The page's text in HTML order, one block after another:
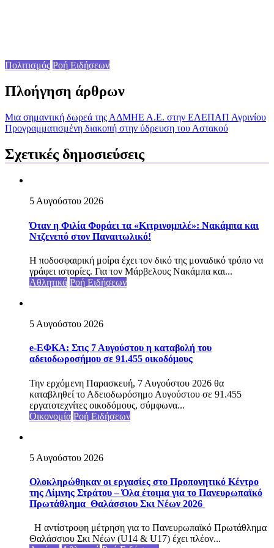
Πολιτισμός Ροή Ειδήσεων
Πλοήγηση άρθρων
Μια σημαντική δωρεά της ΑΔΜΗΕ Α.Ε. στην ΕΛΕΠΑΠ Αγρινίου
Προγραμματισμένη διακοπή στην ύδρευση του Αστακού
Σχετικές δημοσιεύσεις
5 Αυγούστου 2026
Όταν η Φιλία Φοράει τα «Κιτρινομπλέ»: Νακάμπα και
Ντζενεπό στον Παναιτωλικό!
Η ποδοσφαιρική μοίρα έχει τον δικό της μοναδικό τρόπο να
γράφει ιστορίες. Για τον Μάρβελους Νακάμπα και...
Αθλητικά Ροή Ειδήσεων
5 Αυγούστου 2026
e-ΕΦΚΑ: Στις 7 Αυγούστου η καταβολή του
αδειοδωροσήμου σε 91.455 οικοδόμους
Την ερχόμενη Παρασκευή, 7 Αυγούστου 2026 θα
καταβληθεί το Αδειοδωρόσημο Αυγούστου σε 91.455
εργατοτεχνίτες οικοδόμους, σύμφωνα...
Οικονομία Ροή Ειδήσεων
5 Αυγούστου 2026
Ολοκληρώθηκαν οι εργασίες στο Προπονητικό Κέντρο
της Λίμνης Στράτου – Όλα έτοιμα για το Πανευρωπαϊκό
Πρωτάθλημα Θαλάσσιου Σκι Νέων 2026
Η αντίστροφη μέτρηση για το Πανευρωπαϊκό Πρωτάθλημα
Θαλάσσιου Σκι Νέων (U14 & U17) έχει πλέον...